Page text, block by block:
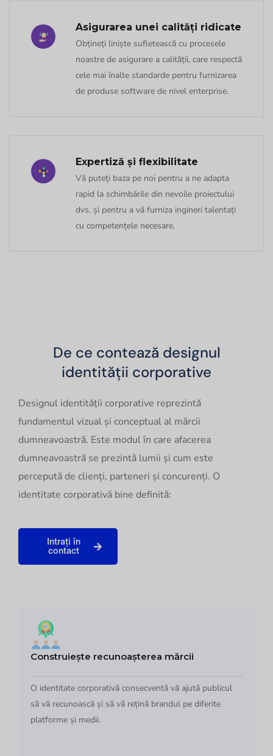
Asigurarea unei calități ridicate
Obțineți liniște sufletească cu procesele
noastre de asigurare a calității, care respectă
cele mai înalte standarde pentru furnizarea
de produse software de nivel enterprise.
Expertiză și flexibilitate
Vă puteți baza pe noi pentru a ne adapta
rapid la schimbările din nevoile proiectului
dvs. și pentru a vă furniza ingineri talentați
cu competențele necesare.
De ce contează designul
identității corporative
Designul identității corporative reprezintă
fundamentul vizual și conceptual al mărcii
dumneavoastră. Este modul în care afacerea
dumneavoastră se prezintă lumii și cum este
percepută de clienți, parteneri și concurenți. O
identitate corporativă bine definită:
Intrați în
contact
Construiește recunoașterea mărcii
O identitate corporativă consecventă vă ajută publicul
să vă recunoască și să vă rețină brandul pe diferite
platforme și medii.